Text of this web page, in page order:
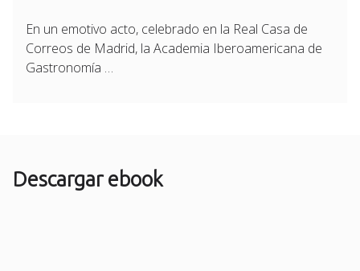
En un emotivo acto, celebrado en la Real Casa de
Correos de Madrid, la Academia Iberoamericana de
Gastronomía …
Descargar ebook